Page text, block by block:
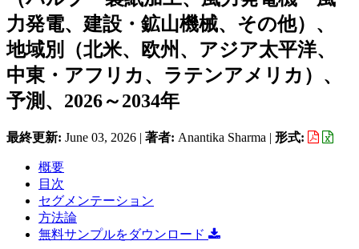
力発電、建設・鉱山機械、その他）、
地域別（北米、欧州、アジア太平洋、
中東・アフリカ、ラテンアメリカ）、
予測、2026～2034年
最終更新: June 03, 2026 | 著者: Anantika Sharma | 形式:
概要
目次
セグメンテーション
方法論
無料サンプルをダウンロード